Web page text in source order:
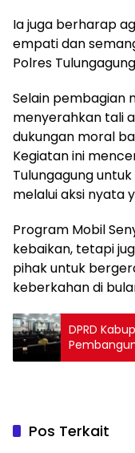
Ia juga berharap
empati dan
Polres
Selain pembagian
menyerahkan tali
dukungan moral
Kegiatan ini
Tulungagung
melalui aksi nyata
Program Mobil
kebaikan, tetapi
pihak untuk
keberkahan di
DPRD
Pos Terkait